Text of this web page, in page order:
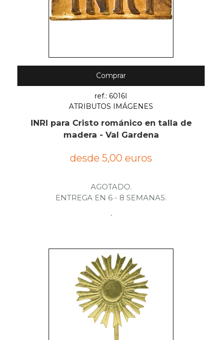
Comprar
ref.: 6016I
ATRIBUTOS IMÁGENES
INRI para Cristo románico en talla de
madera - Val Gardena
desde 5,00 euros
AGOTADO.
ENTREGA EN 6 - 8 SEMANAS.
.